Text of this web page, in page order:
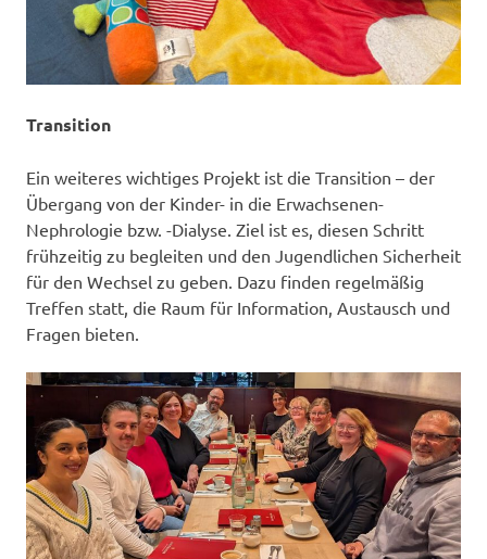
Transition
Ein weiteres wichtiges Projekt ist die Transition – der
Übergang von der Kinder- in die Erwachsenen-
Nephrologie bzw. -Dialyse. Ziel ist es, diesen Schritt
frühzeitig zu begleiten und den Jugendlichen Sicherheit
für den Wechsel zu geben. Dazu finden regelmäßig
Treffen statt, die Raum für Information, Austausch und
Fragen bieten.